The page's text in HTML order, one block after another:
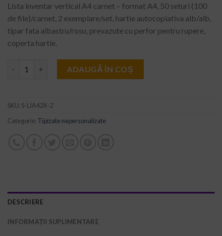
Lista inventar vertical A4 carnet – format A4, 50 seturi (100
de file)/carnet, 2 exemplare/set, hartie autocopiativa alb/alb,
tipar fata albastru/rosu, prevazute cu perfor pentru rupere,
coperta hartie.
Cantitate Lista inventar vertical A4 2ex
ADAUGĂ ÎN COȘ
SKU: S-LIA42X-2
Categorie: Tipizate nepersonalizate
DESCRIERE
INFORMAȚII SUPLIMENTARE